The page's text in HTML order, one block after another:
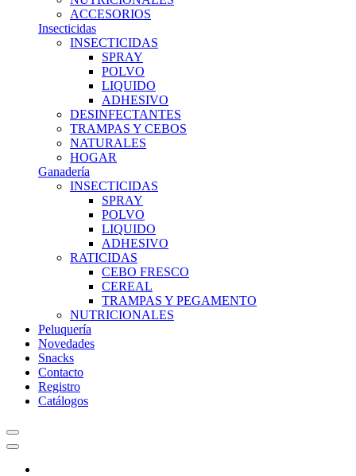
ACCESORIOS
Insecticidas
INSECTICIDAS
SPRAY
POLVO
LIQUIDO
ADHESIVO
DESINFECTANTES
TRAMPAS Y CEBOS
NATURALES
HOGAR
Ganadería
INSECTICIDAS
SPRAY
POLVO
LIQUIDO
ADHESIVO
RATICIDAS
CEBO FRESCO
CEREAL
TRAMPAS Y PEGAMENTO
NUTRICIONALES
Peluquería
Novedades
Snacks
Contacto
Registro
Catálogos